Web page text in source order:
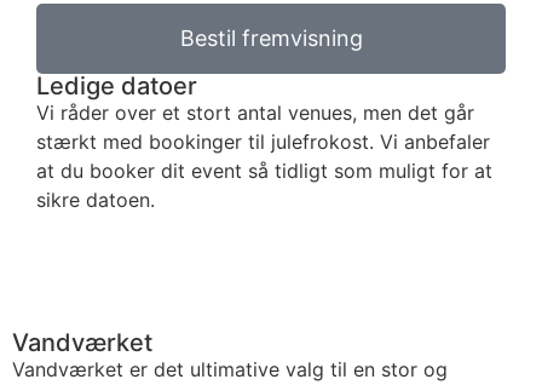
Bestil fremvisning
Ledige datoer
Vi råder over et stort antal venues, men det går
stærkt med bookinger til julefrokost. Vi anbefaler
at du booker dit event så tidligt som muligt for at
sikre datoen.
Vandværket
Vandværket er det ultimative valg til en stor og